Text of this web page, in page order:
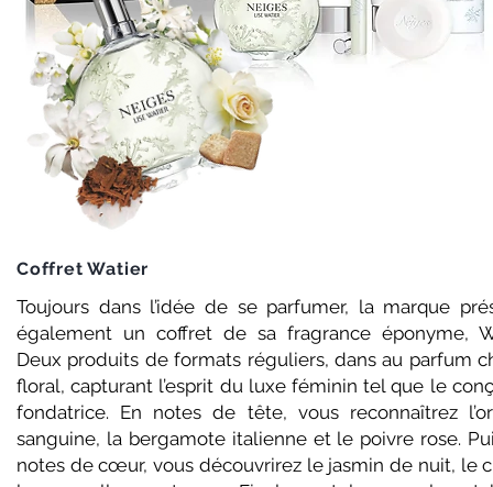
Coffret Watier
Toujours dans l’idée de se parfumer, la marque
également un coffret de sa fragrance éponyme,
Deux produits de formats réguliers, dans au parfum
floral, capturant l’esprit du luxe féminin tel que le
fondatrice. En notes de tête, vous reconnaîtrez
sanguine, la bergamote italienne et le poivre rose.
notes de cœur, vous découvrirez le jasmin de nuit, le